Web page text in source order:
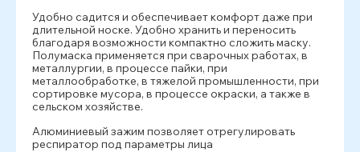
Удобно садится и обеспечивает комфорт даже при
длительной носке. Удобно хранить и переносить
благодаря возможности компактно сложить маску.
Полумаска применяется при сварочных работах, в
металлургии, в процессе пайки, при
металлообработке, в тяжелой промышленности, при
сортировке мусора, в процессе окраски, а также в
сельском хозяйстве.
Алюминиевый зажим позволяет отрегулировать
респиратор под параметры лица